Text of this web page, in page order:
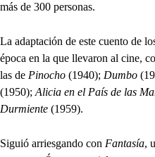
más de 300 personas.
La adaptación de este cuento de
época en la que llevaron al cine,
las de Pinocho (1940); Dumbo
(1950); Alicia en el País de las
Durmiente (1959).
Siguió arriesgando con Fantasía,